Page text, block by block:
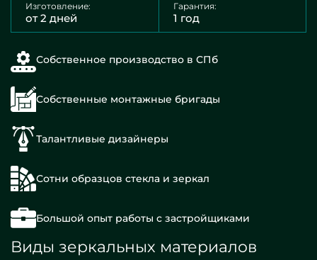
Изготовление:
от 2 дней
Гарантия:
1 год
Собственное производство в СПб
Собственные монтажные бригады
Талантливые дизайнеры
Сотни образцов стекла и зеркал
Большой опыт работы с застройщиками
Виды зеркальных материалов